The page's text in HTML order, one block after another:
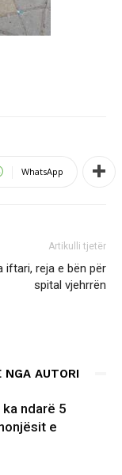
WhatsApp
Artikulli tjetër
iftari, reja e bën për
spital vjehrrën
NGA AUTORI
ka ndarë 5
e